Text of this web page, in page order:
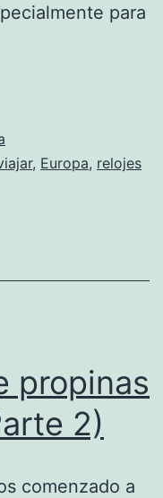
para
, Europa, relojes
propinas
2)
comenzado a